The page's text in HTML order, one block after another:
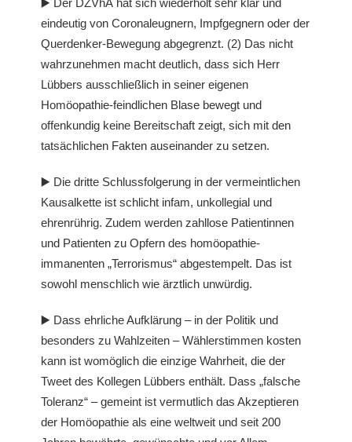
▶️ Der DZVhÄ hat sich wiederholt sehr klar und
eindeutig von Coronaleugnern, Impfgegnern oder der
Querdenker-Bewegung abgegrenzt. (2) Das nicht
wahrzunehmen macht deutlich, dass sich Herr
Lübbers ausschließlich in seiner eigenen
Homöopathie-feindlichen Blase bewegt und
offenkundig keine Bereitschaft zeigt, sich mit den
tatsächlichen Fakten auseinander zu setzen.
▶️ Die dritte Schlussfolgerung in der vermeintlichen
Kausalkette ist schlicht infam, unkollegial und
ehrenrührig. Zudem werden zahllose Patientinnen
und Patienten zu Opfern des homöopathie-
immanenten „Terrorismus“ abgestempelt. Das ist
sowohl menschlich wie ärztlich unwürdig.
▶️ Dass ehrliche Aufklärung – in der Politik und
besonders zu Wahlzeiten – Wählerstimmen kosten
kann ist womöglich die einzige Wahrheit, die der
Tweet des Kollegen Lübbers enthält. Dass „falsche
Toleranz“ – gemeint ist vermutlich das Akzeptieren
der Homöopathie als eine weltweit und seit 200